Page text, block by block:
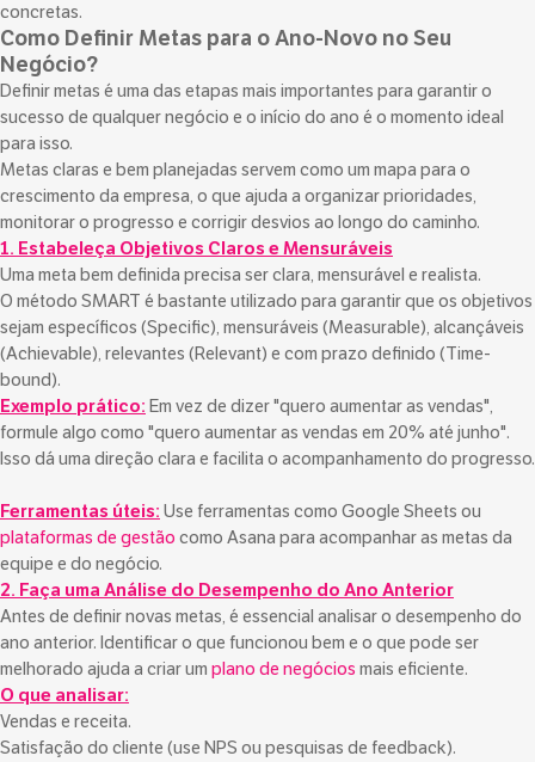
concretas.
Como Definir Metas para o Ano-Novo no Seu
Negócio?
Definir metas é uma das etapas mais importantes para garantir o
sucesso de qualquer negócio e o início do ano é o momento ideal
para isso.
Metas claras e bem planejadas servem como um mapa para o
crescimento da empresa, o que ajuda a organizar prioridades,
monitorar o progresso e corrigir desvios ao longo do caminho.
1. Estabeleça Objetivos Claros e Mensuráveis
Uma meta bem definida precisa ser clara, mensurável e realista.
O método SMART é bastante utilizado para garantir que os objetivos
sejam específicos (Specific), mensuráveis (Measurable), alcançáveis
(Achievable), relevantes (Relevant) e com prazo definido (Time-
bound).
Exemplo prático: Em vez de dizer "quero aumentar as vendas",
formule algo como "quero aumentar as vendas em 20% até junho".
Isso dá uma direção clara e facilita o acompanhamento do progresso.
Ferramentas úteis: Use ferramentas como Google Sheets ou
plataformas de gestão como Asana para acompanhar as metas da
equipe e do negócio.
2. Faça uma Análise do Desempenho do Ano Anterior
Antes de definir novas metas, é essencial analisar o desempenho do
ano anterior. Identificar o que funcionou bem e o que pode ser
melhorado ajuda a criar um plano de negócios mais eficiente.
O que analisar:
Vendas e receita.
Satisfação do cliente (use NPS ou pesquisas de feedback).